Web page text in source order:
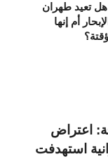
تعيد طهران
أم إنها
اعتراض
إيرانية استهدفت